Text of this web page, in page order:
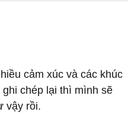
cảm xúc và các khúc
chép lại thì mình sẽ
vậy rồi.